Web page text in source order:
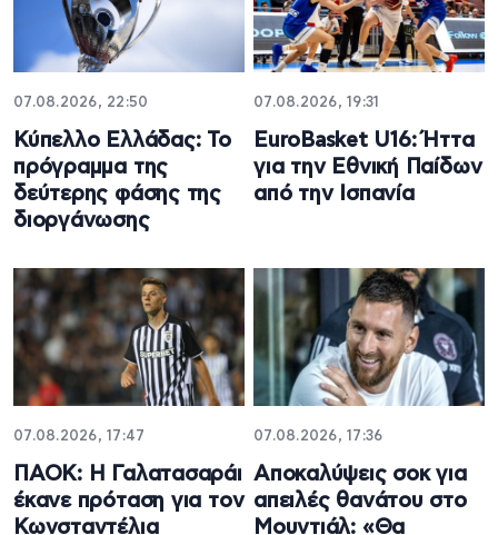
07.08.2026, 22:50
Κύπελλο Ελλάδας: Το
πρόγραμμα της
δεύτερης φάσης της
διοργάνωσης
07.08.2026, 19:31
EuroBasket U16: Ήττα
για την Εθνική Παίδων
από την Ισπανία
07.08.2026, 17:47
ΠΑΟΚ: Η Γαλατασαράι
έκανε πρόταση για τον
Κωνσταντέλια
07.08.2026, 17:36
Aποκαλύψεις σοκ για
απειλές θανάτου στο
Μουντιάλ: «Θα